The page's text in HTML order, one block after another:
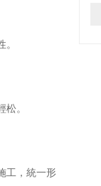
。
工，統一形